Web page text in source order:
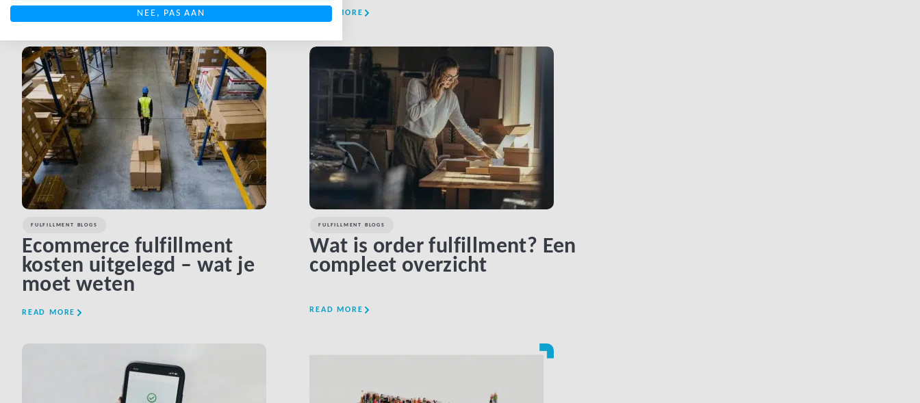
READ MORE
FULFILLMENT BLOGS
Ecommerce fulfillment
kosten uitgelegd – wat je
moet weten
READ MORE
LINK BTN
FULFILLMENT BLOGS
Wat is order fulfillment? Een
compleet overzicht
READ MORE
LINK BTN
NEE, PAS AAN